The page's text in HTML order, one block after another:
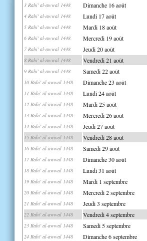
3 Rabi' al-awwal 1448 Dimanche 16 août
4 Rabi' al-awwal 1448 Lundi 17 août
5 Rabi' al-awwal 1448 Mardi 18 août
6 Rabi' al-awwal 1448 Mercredi 19 août
7 Rabi' al-awwal 1448 Jeudi 20 août
8 Rabi' al-awwal 1448 Vendredi 21 août
9 Rabi' al-awwal 1448 Samedi 22 août
10 Rabi' al-awwal 1448 Dimanche 23 août
11 Rabi' al-awwal 1448 Lundi 24 août
12 Rabi' al-awwal 1448 Mardi 25 août
13 Rabi' al-awwal 1448 Mercredi 26 août
14 Rabi' al-awwal 1448 Jeudi 27 août
15 Rabi' al-awwal 1448 Vendredi 28 août
16 Rabi' al-awwal 1448 Samedi 29 août
17 Rabi' al-awwal 1448 Dimanche 30 août
18 Rabi' al-awwal 1448 Lundi 31 août
19 Rabi' al-awwal 1448 Mardi 1 septembre
20 Rabi' al-awwal 1448 Mercredi 2 septembre
21 Rabi' al-awwal 1448 Jeudi 3 septembre
22 Rabi' al-awwal 1448 Vendredi 4 septembre
23 Rabi' al-awwal 1448 Samedi 5 septembre
24 Rabi' al-awwal 1448 Dimanche 6 septembre